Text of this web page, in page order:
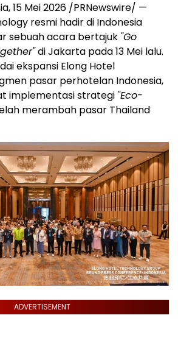
15 Mei 2026 /PRNewswire/ —
resmi hadir di Indonesia
sebuah acara bertajuk "Go
di Jakarta pada 13 Mei lalu.
ekspansi Elong Hotel
pasar perhotelan Indonesia,
implementasi strategi "Eco-
merambah pasar Thailand
ADVERTISEMENT